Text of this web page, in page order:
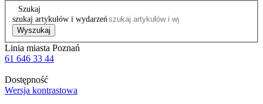
Szukaj
szukaj artykułów i wydarzeń
Wyszukaj
Linia miasta Poznań
61 646 33 44
Dostępność
Wersja kontrastowa